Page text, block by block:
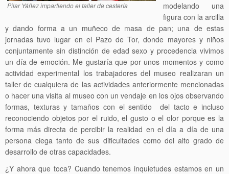
Pilar Yáñez impartiendo el taller de cestería
modelando una
figura con la arcilla
y dando forma a un muñeco de masa de pan; una de estas
jornadas tuvo lugar en el Pazo de Tor, donde mayores y niños
conjuntamente sin distinción de edad sexo y procedencia vivimos
un día de emoción. Me gustaría que por unos momentos y como
actividad experimental los trabajadores del museo realizaran un
taller de cualquiera de las actividades anteriormente mencionadas
o hacer una visita al museo con un vendaje en los ojos observando
formas, texturas y tamaños con el sentido del tacto e incluso
reconociendo objetos por el ruido, el gusto o el olor porque es la
forma más directa de percibir la realidad en el día a día de una
persona ciega tanto de sus dificultades como del alto grado de
desarrollo de otras capacidades.
¿Y ahora que toca? Cuando tenemos inquietudes estamos en un